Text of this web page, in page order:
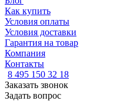
Как купить
Условия оплаты
Условия доставки
Гарантия на товар
Компания
Контакты
8 495 150 32 18
Заказать звонок
Задать вопрос